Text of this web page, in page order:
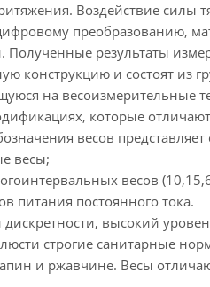
Воздействие
преобразованию,
результаты
и состоят из
на весоизмерительные
которые
весов представляет
весы;
весов
питания постоянного тока.
высокий
строгие санитарные
и ржавчине. Весы